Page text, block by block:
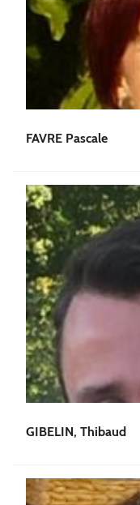
FAVRE Pascale
GIBELIN, Thibaud